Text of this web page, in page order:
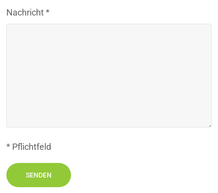
Nachricht *
* Pflichtfeld